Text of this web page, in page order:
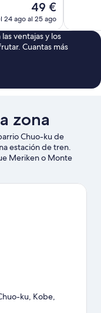
El
precio
actual
es
de
49 €
24 ago al 25 ago
ventajas y los
Cuantas más
zona
Chuo-ku de
estación de tren.
Meriken o Monte
como
partido o evento
ku, Kobe,